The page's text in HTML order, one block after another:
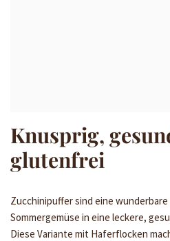
Knusprig,
glutenfrei
Zucchinipuffer sind eine
Sommergemüse in eine leckere,
Diese Variante mit Haferflocken